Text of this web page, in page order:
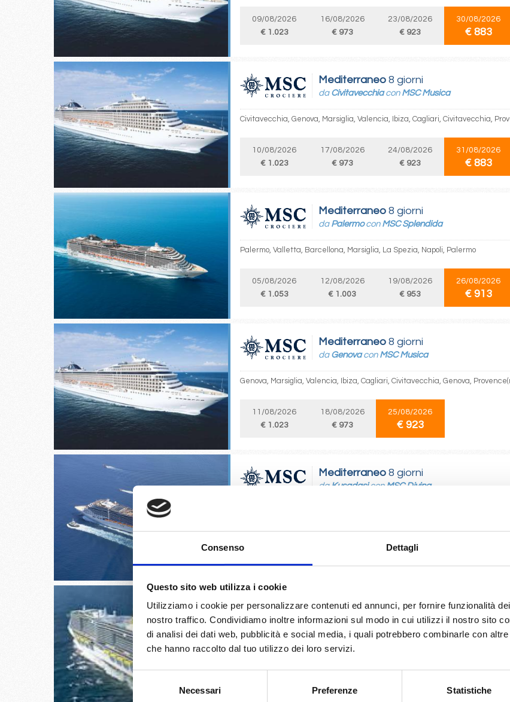
Consenso Dettagli
Questo sito web utilizza i cookie
Utilizziamo i cookie per personalizzare contenuti ed annunci, per fornire funzionalità
nostro traffico. Condividiamo inoltre informazioni sul modo in cui utilizzi il nostro sito
di analisi dei dati web, pubblicità e social media, i quali potrebbero combinarle con
che hanno raccolto dal tuo utilizzo dei loro servizi.
Selezione
del
Necessari Preferenze Statistiche
09/08/2026
€ 1.023
16/08/2026
€ 973
23/08/2026
€ 923
30/08/2026
€ 883
Mediterraneo 8 giorni
da Civitavecchiacon MSC Musica
Civitavecchia, Genova, Marsiglia, Valencia, Ibiza, Cagliari, Civitavecchia,
10/08/2026
€ 1.023
17/08/2026
€ 973
24/08/2026
€ 923
31/08/2026
€ 883
Mediterraneo 8 giorni
da Palermocon MSC Splendida
Palermo, Valletta, Barcellona, Marsiglia, La Spezia, Napoli, Palermo
05/08/2026
€ 1.053
12/08/2026
€ 1.003
19/08/2026
€ 953
26/08/2026
€ 913
Mediterraneo 8 giorni
da Genovacon MSC Musica
Genova, Marsiglia, Valencia, Ibiza, Cagliari, Civitavecchia, Genova,
11/08/2026
€ 1.023
18/08/2026
€ 973
25/08/2026
€ 923
Mediterraneo 8 giorni
da Kusadasi con MSC Divina
17/08/2026
Mediterraneo8 giorni
daCivitavecchiacon Costa Smeralda
Civitavecchia, Savona, Marsiglia, Barcellona, Ibiza, Palermo, Civitavecchia
€ 979